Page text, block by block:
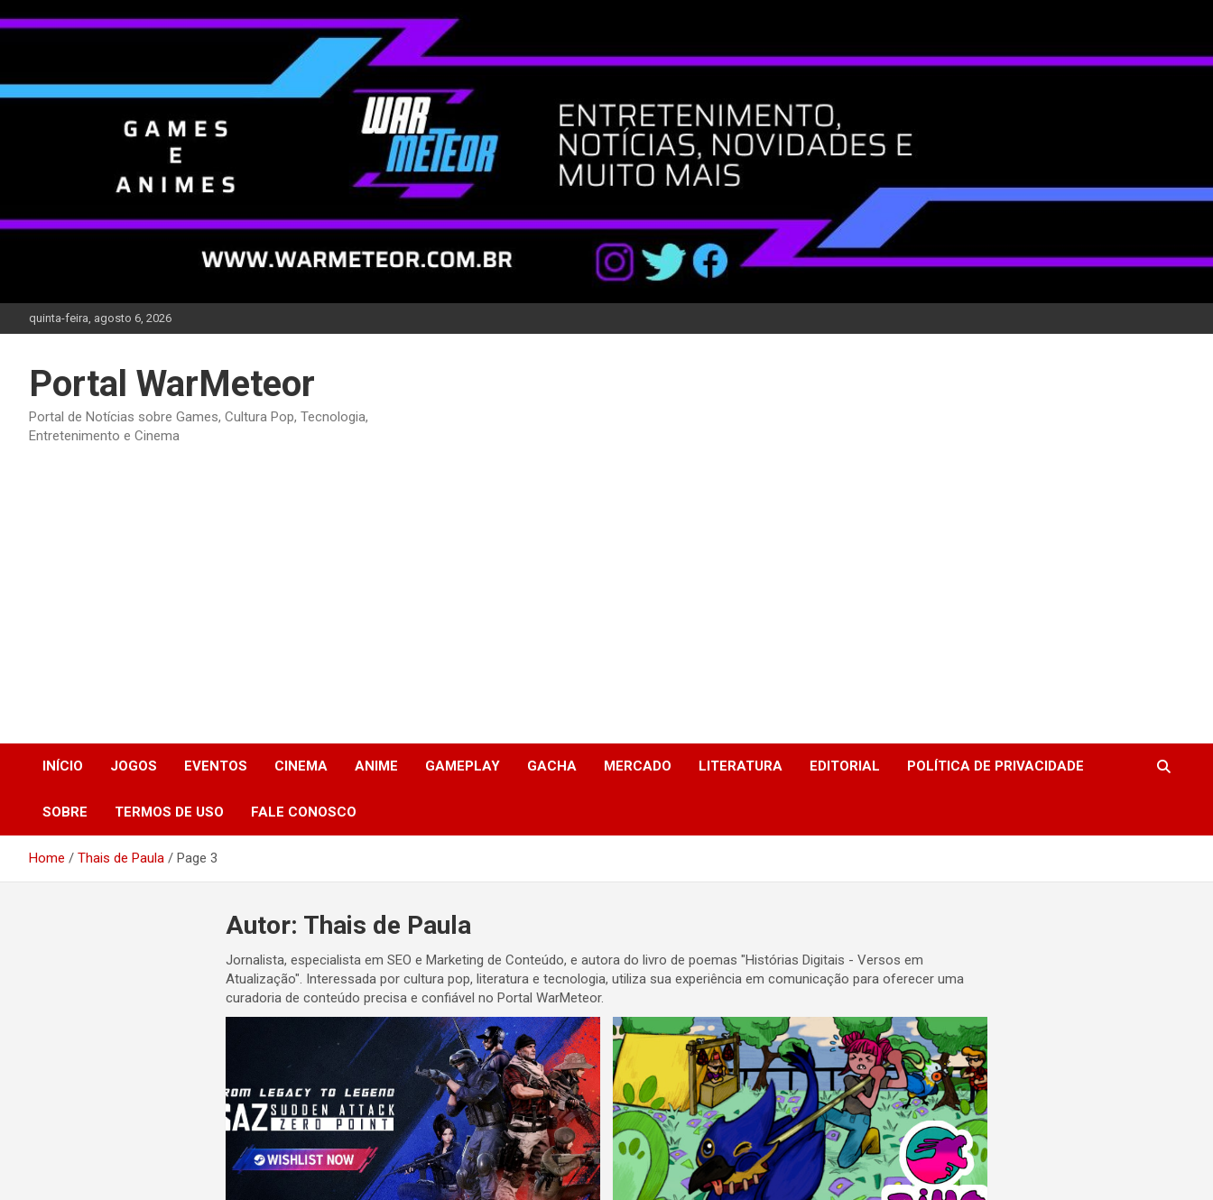
to
quinta-feira, agosto 6, 2026
Portal WarMeteor
Portal de Notícias sobre Games, Cultura Pop, Tecnologia,
Entretenimento e Cinema
INÍCIO JOGOS EVENTOS CINEMA ANIME GAMEPLAY GACHA MERCADO LITERATURA EDITORIAL POLÍTICA DE PRIVACIDADE
SOBRE TERMOS DE USO FALE CONOSCO
Home Thais de Paula Page 3
Autor: Thais de Paula
Jornalista, especialista em SEO e Marketing de Conteúdo, e autora do livro de poemas "Histórias Digitais - Versos em
Atualização". Interessada por cultura pop, literatura e tecnologia, utiliza sua experiência em comunicação para oferecer uma
curadoria de conteúdo precisa e confiável no Portal WarMeteor.